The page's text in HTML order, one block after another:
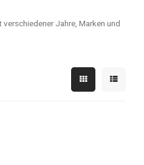
Jahre, Marken und